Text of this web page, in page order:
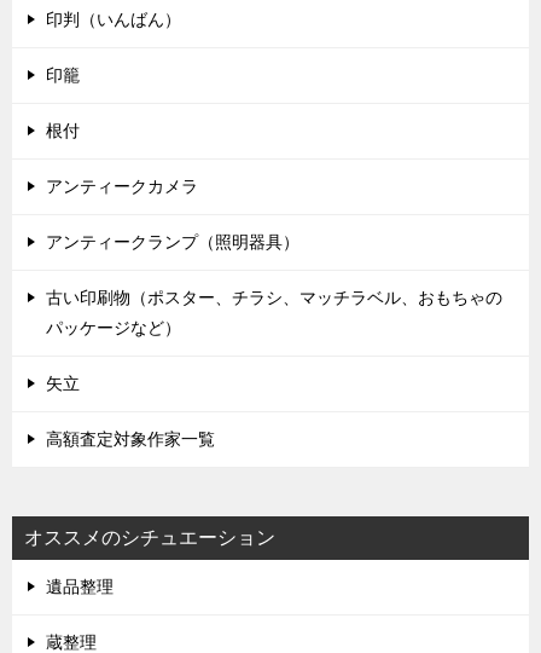
印判（いんばん）
印籠
根付
アンティークカメラ
アンティークランプ（照明器具）
古い印刷物（ポスター、チラシ、マッチラベル、おもちゃの
パッケージなど）
矢立
高額査定対象作家一覧
オススメのシチュエーション
遺品整理
蔵整理